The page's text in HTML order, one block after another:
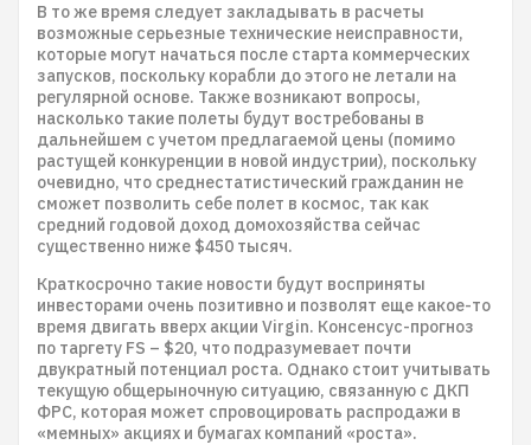
В то же время следует закладывать в расчеты
возможные серьезные технические неисправности,
которые могут начаться после старта коммерческих
запусков, поскольку корабли до этого не летали на
регулярной основе. Также возникают вопросы,
насколько такие полеты будут востребованы в
дальнейшем с учетом предлагаемой цены (помимо
растущей конкуренции в новой индустрии), поскольку
очевидно, что среднестатистический гражданин не
сможет позволить себе полет в космос, так как
средний годовой доход домохозяйства сейчас
существенно ниже $450 тысяч.
Краткосрочно такие новости будут восприняты
инвесторами очень позитивно и позволят еще какое-то
время двигать вверх акции Virgin. Консенсус-прогноз
по таргету FS – $20, что подразумевает почти
двукратный потенциал роста. Однако стоит учитывать
текущую общерыночную ситуацию, связанную с ДКП
ФРС, которая может спровоцировать распродажи в
«мемных» акциях и бумагах компаний «роста».